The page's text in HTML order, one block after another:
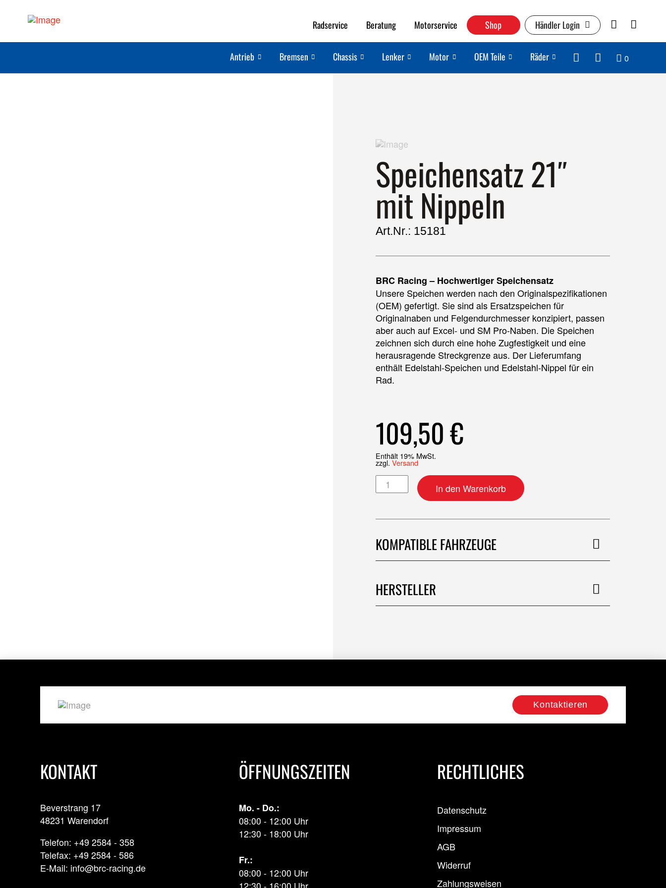
Radservice Beratung Motorservice Shop Händler Login
Antrieb Bremsen Chassis Lenker Motor OEM Teile Räder 0
Speichensatz 21″
mit Nippeln
Art.Nr.: 15181
BRC Racing – Hochwertiger Speichensatz
Unsere Speichen werden nach den Originalspezifikationen
(OEM) gefertigt. Sie sind als Ersatzspeichen für
Originalnaben und Felgendurchmesser konzipiert, passen
aber auch auf Excel- und SM Pro-Naben. Die Speichen
zeichnen sich durch eine hohe Zugfestigkeit und eine
herausragende Streckgrenze aus. Der Lieferumfang
enthält Edelstahl-Speichen und Edelstahl-Nippel für ein
Rad.
109,50€
Enthält 19% MwSt.
zzgl.Versand
Speichensatz 21" mit Nippeln Menge
In den Warenkorb
KOMPATIBLE FAHRZEUGE
HERSTELLER
Kontaktieren
KONTAKT
Beverstrang 17
48231 Warendorf
Telefon: +49 2584 - 358
Telefax: +49 2584 - 586
E-Mail: info@brc-racing.de
ÖFFNUNGSZEITEN
Mo. - Do.:
08:00 - 12:00 Uhr
12:30 - 18:00 Uhr
Fr.:
08:00 - 12:00 Uhr
RECHTLICHES
Datenschutz
Impressum
AGB
Widerruf
Zahlungsweisen